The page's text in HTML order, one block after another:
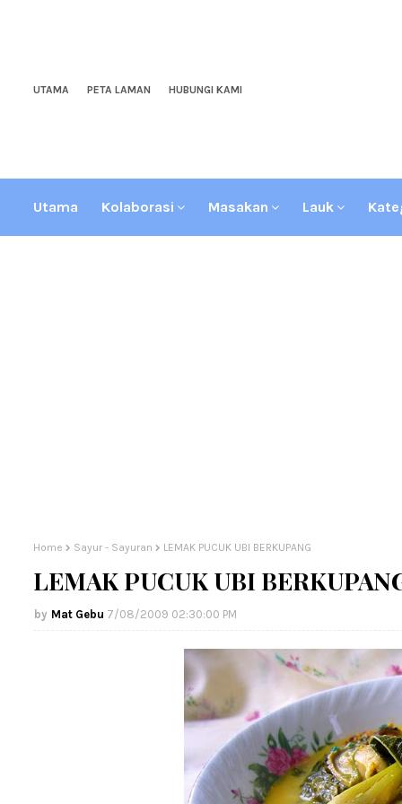
UTAMA PETA LAMAN HUBUNGI KAMI
Utama Kolaborasi Masakan Lauk
Home Sayur - Sayuran LEMAK PUCUK UBI BERKUPANG
LEMAK PUCUK UBI
Mat Gebu 7/08/2009 02:30:00 PM